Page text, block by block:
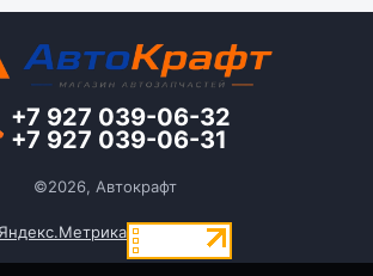
+7 927 039-06-32
+7 927 039-06-31
©2026, Автокрафт